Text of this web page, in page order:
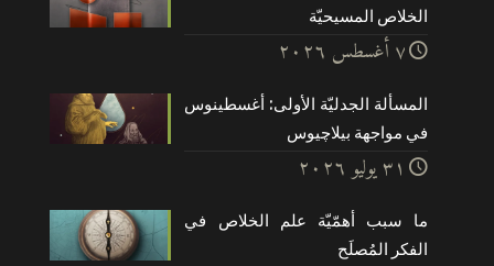
الخلاص المسيحيّة
۷ أغسطس ۲۰۲٦
المسألة الجدليّة الأولى: أغسطينوس
في مواجهة بيلاچيوس
۳۱ يوليو ۲۰۲٦
ما سبب أهمّيّة علم الخلاص في
الفكر المُصلَح